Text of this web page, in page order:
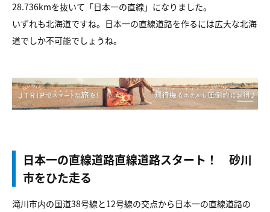
28.736kmを抜いて「日本一の直線」になりました。
いずれも北海道ですね。日本一の直線道路を作るには広大な北海
道でしか不可能でしょうね。
日本一の直線道路直線道路スタート！ 砂川
市をひた走る
滝川市内の国道38号線と12号線の交点から日本一の直線道路の